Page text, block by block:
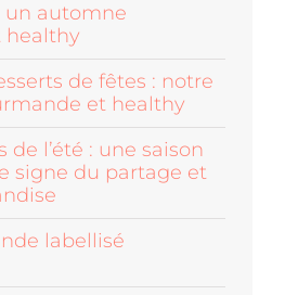
un automne
healthy
de fêtes : notre
et healthy
de l’été : une saison
signe du partage et
labellisé